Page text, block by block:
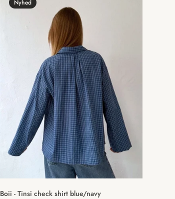
Nyhed
Vælg muligheder
Boii - Tinsi check shirt blue/navy